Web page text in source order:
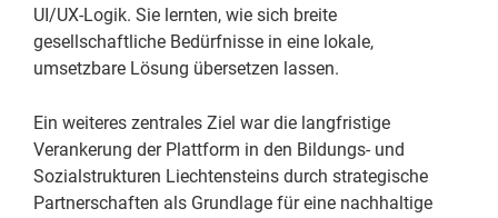
UI/UX-Logik. Sie lernten, wie sich breite
gesellschaftliche Bedürfnisse in eine lokale,
umsetzbare Lösung übersetzen lassen.
Ein weiteres zentrales Ziel war die langfristige
Verankerung der Plattform in den Bildungs- und
Sozialstrukturen Liechtensteins durch strategische
Partnerschaften als Grundlage für eine nachhaltige